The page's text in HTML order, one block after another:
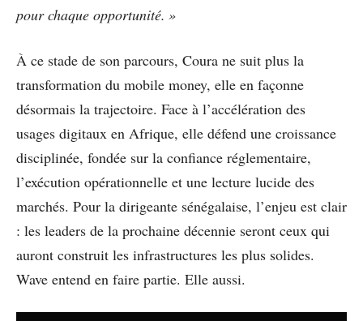
pour chaque opportunité. »
À ce stade de son parcours, Coura ne suit plus la
transformation du mobile money, elle en façonne
désormais la trajectoire. Face à l’accélération des
usages digitaux en Afrique, elle défend une croissance
disciplinée, fondée sur la confiance réglementaire,
l’exécution opérationnelle et une lecture lucide des
marchés. Pour la dirigeante sénégalaise, l’enjeu est clair
: les leaders de la prochaine décennie seront ceux qui
auront construit les infrastructures les plus solides.
Wave entend en faire partie. Elle aussi.